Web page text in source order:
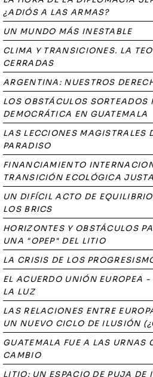
¿ADIÓS A LAS ARMAS?
UN MUNDO MÁS INESTABLE
CLIMA Y TRANSICIONES. LA
CERRADAS
ARGENTINA: NUESTROS
LOS OBSTÁCULOS
DEMOCRÁTICA EN GUATEMALA
LAS LECCIONES MAGISTRALES
PARADISO
FINANCIAMIENTO
TRANSICIÓN ECOLÓGICA
UN DIFÍCIL ACTO DE
LOS BRICS
HORIZONTES Y OBSTÁCULOS
UNA "OPEP" DEL LITIO
LA CRISIS DE LOS
EL ACUERDO UNIÓN EUROPEA
LA LUZ
LAS RELACIONES ENTRE
UN NUEVO CICLO DE ILUSIÓN
GUATEMALA FUE A LAS URNAS
CAMBIO
LITIO: UN ESPACIO DE PUJA DE